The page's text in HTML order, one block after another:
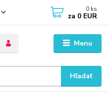
Menu
Hľadať
0 ks
za 0 EUR